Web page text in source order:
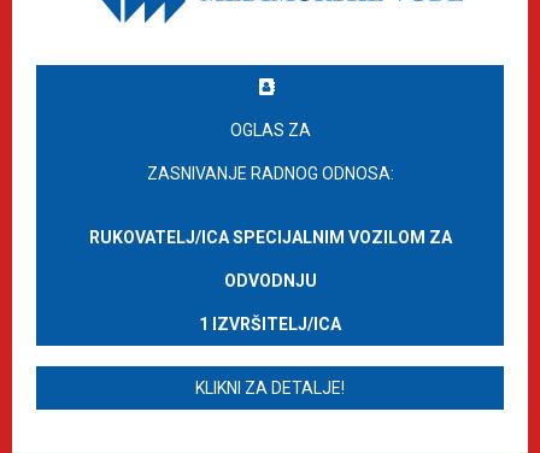
OGLAS ZA
ZASNIVANJE RADNOG ODNOSA:
RUKOVATELJ/ICA SPECIJALNIM VOZILOM ZA
ODVODNJU
1 IZVRŠITELJ/ICA
KLIKNI ZA DETALJE!